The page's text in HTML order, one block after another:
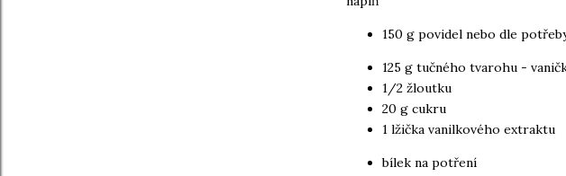
150 g povidel nebo dle
125 g tučného tvarohu -
1/2 žloutku
20 g cukru
1 lžička vanilkového extraktu
bílek na potření